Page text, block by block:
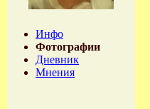
Инфо
Фотографии
Дневник
Мнения